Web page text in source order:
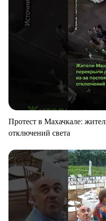
Протест в Махачкале:
отключений света